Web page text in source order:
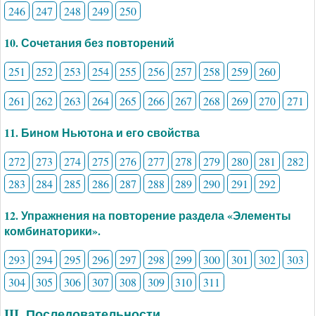
246
247 248 249 250
10. Сочетания без повторений
251 252 253 254 255 256 257 258 259
260
261
262 263 264 265 266 267 268 269 270 271
11. Бином Ньютона и его свойства
272 273 274 275 276 277 278 279 280 281
282
283
284 285 286 287 288 289 290 291 292
12. Упражнения на повторение раздела «Элементы
комбинаторики».
293 294 295 296 297 298 299 300 301 302
303
304
305 306 307 308 309 310 311